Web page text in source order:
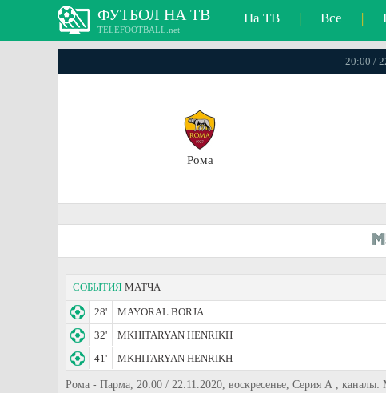
ФУТБОЛ НА ТВ
TELEFOOTBALL.net
На ТВ | Все |
20:00 /
Рома
СОБЫТИЯ МАТЧА
28'
MAYORAL BORJA
32'
MKHITARYAN HENRIKH
41'
MKHITARYAN HENRIKH
Рома - Парма, 20:00 / 22.11.2020, воскресенье, Серия А ,